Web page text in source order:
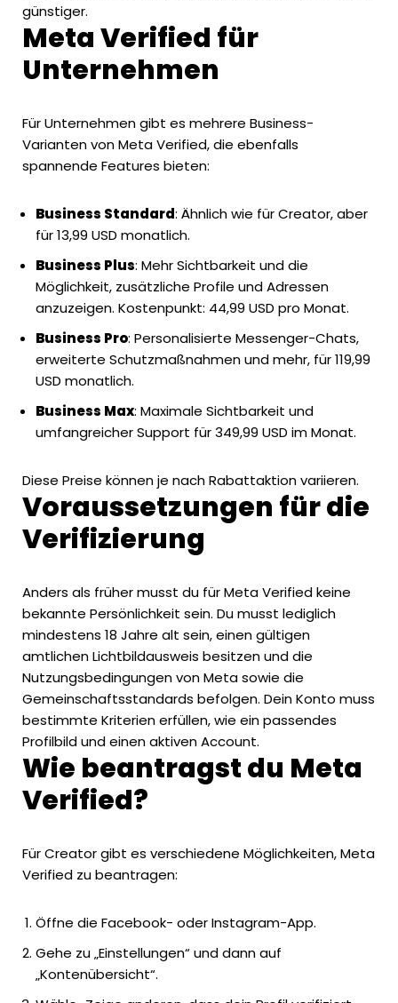
günstiger.
Meta Verified für
Unternehmen
FürUnternehmengibt es mehrere Business-
Varianten von Meta Verified, die ebenfalls
spannende Features bieten:
Business Standard: Ähnlich wie für Creator, aber
für 13,99 USD monatlich.
Business Plus: Mehr Sichtbarkeit und die
Möglichkeit, zusätzliche Profile und Adressen
anzuzeigen. Kostenpunkt: 44,99 USD pro Monat.
Business Pro: Personalisierte Messenger-Chats,
erweiterte Schutzmaßnahmen und mehr, für 119,99
USD monatlich.
Business Max: Maximale Sichtbarkeit und
umfangreicher Support für 349,99 USD im Monat.
Diese Preise können je nach Rabattaktion variieren.
Voraussetzungen für die
Verifizierung
Anders als früher musst du für Meta Verified keine
bekannte Persönlichkeit sein. Du musst lediglich
mindestens 18 Jahre alt sein, einen gültigen
amtlichen Lichtbildausweis besitzen und die
Nutzungsbedingungen von Meta sowie die
Gemeinschaftsstandards befolgen. Dein Konto muss
bestimmte Kriterien erfüllen, wie ein passendes
Profilbild und einen aktiven Account.
Wie beantragst du Meta
Verified?
Für Creator gibt es verschiedene Möglichkeiten, Meta
Verified zu beantragen:
Öffne die Facebook- oder Instagram-App.
Gehe zu „Einstellungen“ und dann auf
„Kontenübersicht“.